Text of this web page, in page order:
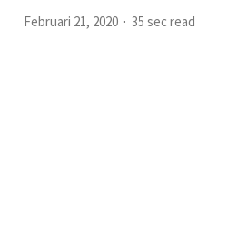
Februari 21, 2020 35 sec read